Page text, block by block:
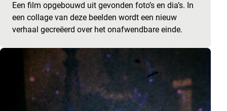
Een film opgebouwd uit gevonden foto’s en dia’s. In
een collage van deze beelden wordt een nieuw
verhaal gecreëerd over het onafwendbare einde.